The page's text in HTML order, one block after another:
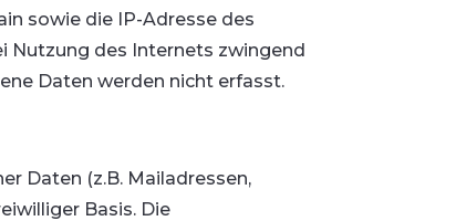
sowie die IP-Adresse des
Nutzung des Internets zwingend
Daten werden nicht erfasst.
Daten (z.B. Mailadressen,
Basis. Die